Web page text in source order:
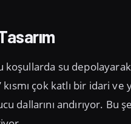
koşullarda su
kısmı çok katlı bir idari
dallarını andırıyor.